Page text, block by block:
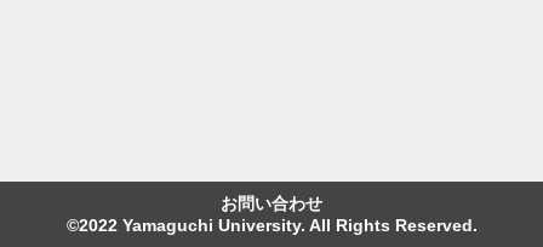
お問い合わせ
©2022 Yamaguchi University. All Rights Reserved.